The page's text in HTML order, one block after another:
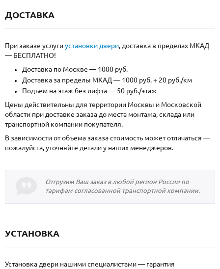
ДОСТАВКА
При заказе услугиустановки двери, доставка в пределах МКАД
— БЕСПЛАТНО!
Доставка по Москве — 1000 руб.
Доставка за пределы МКАД — 1000 руб. + 20 руб./км
Подъем на этаж без лифта — 50 руб./этаж
Цены действительны для территории Москвы и Московской
области при доставке заказа до места монтажа, склада или
транспортной компании покупателя.
В зависимости от объема заказа стоимость может отличаться —
пожалуйста, уточняйте детали у наших менеджеров.
Отгрузим Ваш заказ в любой регион России по
тарифам согласованной транспортной компании.
УСТАНОВКА
Установка двери нашими специалистами — гарантия